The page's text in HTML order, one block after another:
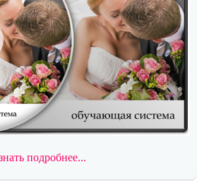
подробнее...